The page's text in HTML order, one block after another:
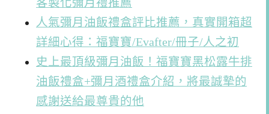
客製化彌月禮推薦
人氣彌月油飯禮盒評比推薦，真實開箱超
詳細心得：福寶寶/Evafter/冊子/人之初
史上最頂級彌月油飯！福寶寶黑松露牛排
油飯禮盒+彌月酒禮盒介紹，將最誠摯的
感謝送給最尊貴的他